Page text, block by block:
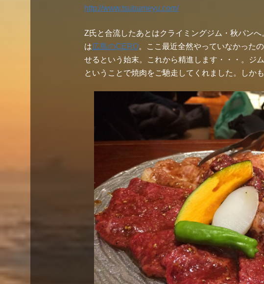
http://www.tsubameyu.com/
Z氏と合流したあとはクライミングジム・秋パン
は広島のCERO。ここ最近全然やっていなかった
せるという始末。これから精進します・・・。ジ
ということで焼肉をご馳走してくれました。しか